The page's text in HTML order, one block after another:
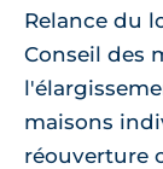
Relance du
Conseil des
maisons
réouverture